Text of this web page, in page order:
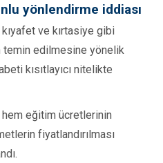
yönlendirme iddiası
ve kırtasiye gibi
edilmesine yönelik
kısıtlayıcı nitelikte
eğitim ücretlerinin
fiyatlandırılması